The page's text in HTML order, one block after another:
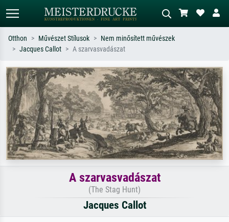
Keressen művész, műcím vagy stílus
szerint – pl. Monet, Csillagos éj,
impresszionizmus, Hokusai-hullám,
akt.
Írja le a jelenetet – pl. zöld rét, sok
piros absztrakt, sötét olajkép, álló akt
egy fa mellett.
Otthon Művészet Stílusok
Nem minősített művészek
Jacques Callot
A szarvasvadászat
A szarvasvadászat
(The Stag Hunt)
Jacques Callot